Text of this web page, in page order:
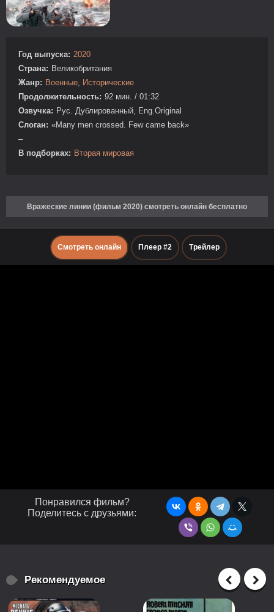
Год выпуска: 2020
Страна: Великобритания
Жанр: Военные
Исторические
Продолжительность: 92 мин. / 01:32
Озвучка: Рус. Дублированный, Eng.Original
Слоган: «Many men crossed. Few came back»
–
В подборках: Вторая мировая
Вражеские линии (фильм 2020) смотреть онлайн бесплатно
Смотреть онлайн Плеер #2 Трейлер
Понравился фильм?
Поделитесь с друзьями:
Рекомендуемое